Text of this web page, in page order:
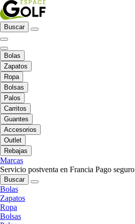
Buscar
Bolas
Zapatos
Ropa
Bolsas
Palos
Carritos
Guantes
Accesorios
Outlet
Rebajas
Marcas
Servicio postventa en Francia Pago seguro
Buscar
Bolas
Zapatos
Ropa
Bolsas